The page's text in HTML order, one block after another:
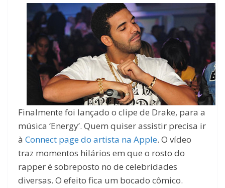
Finalmente foi lançado o clipe de Drake, para a
música ‘Energy’. Quem quiser assistir precisa ir
à Connect page do artista na Apple. O vídeo
traz momentos hilários em que o rosto do
rapper é sobreposto no de celebridades
diversas. O efeito fica um bocado cômico.